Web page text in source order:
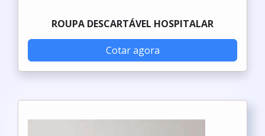
ROUPA DESCARTÁVEL HOSPITALAR
Cotar agora